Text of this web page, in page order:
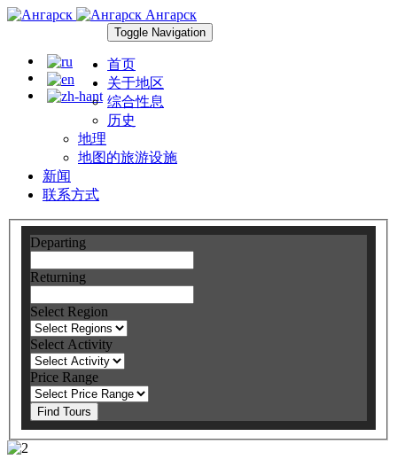
Ангарск
Toggle Navigation
首页
关于地区
综合性息
历史
地理
地图的旅游设施
新闻
联系方式
Departing
Returning
Select Region
Select Activity
Price Range
Find Tours